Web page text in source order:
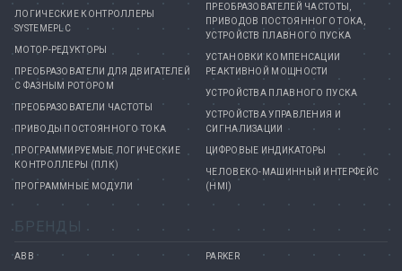
ЛОГИЧЕСКИЕ КОНТРОЛЛЕРЫ
SYSTEMEPLC
МОТОР-РЕДУКТОРЫ
ПРЕОБРАЗОВАТЕЛИ ДЛЯ ДВИГАТЕЛЕЙ
С ФАЗНЫМ РОТОРОМ
ПРЕОБРАЗОВАТЕЛИ ЧАСТОТЫ
ПРИВОДЫ ПОСТОЯННОГО ТОКА
ПРОГРАММИРУЕМЫЕ ЛОГИЧЕСКИЕ
КОНТРОЛЛЕРЫ (ПЛК)
ПРОГРАММНЫЕ МОДУЛИ
ПРЕОБРАЗОВАТЕЛЕЙ ЧАСТОТЫ,
ПРИВОДОВ ПОСТОЯННОГО ТОКА,
УСТРОЙСТВ ПЛАВНОГО ПУСКА
УСТАНОВКИ КОМПЕНСАЦИИ
РЕАКТИВНОЙ МОЩНОСТИ
УСТРОЙСТВА ПЛАВНОГО ПУСКА
УСТРОЙСТВА УПРАВЛЕНИЯ И
СИГНАЛИЗАЦИИ
ЦИФРОВЫЕ ИНДИКАТОРЫ
ЧЕЛОВЕКО-МАШИННЫЙ ИНТЕРФЕЙС
(HMI)
БРЕНДЫ
ABB PARKER